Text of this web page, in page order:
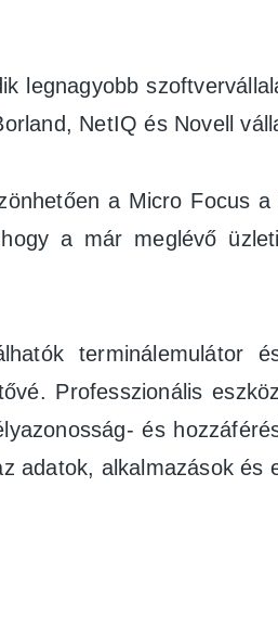
legnagyobb
NetIQ és Novell
a Micro Focus
a már meglévő
Professzionális
és
adatok, alkalmazások